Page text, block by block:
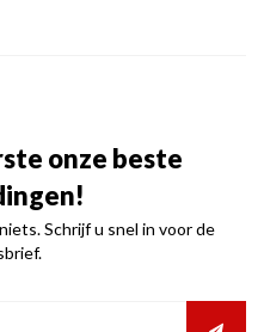
onze beste
Schrijf u snel in voor de